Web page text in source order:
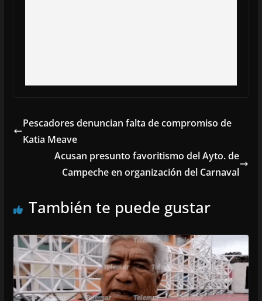
Pescadores denuncian falta de compromiso de
Katia Meave
Acusan presunto favoritismo del Ayto. de
Campeche en organización del Carnaval
También te puede gustar